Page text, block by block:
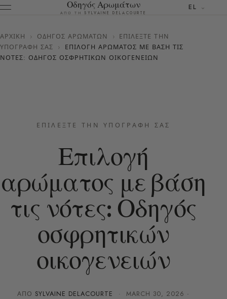
Οδηγός Αρωμάτων
ΑΠΌ ΤΗ SYLVAINE DELACOURTE
EL
ΑΡΧΙΚΉ › ΟΔΗΓΌΣ ΑΡΩΜΆΤΩΝ › ΕΠΙΛΈΞΤΕ ΤΗΝ
ΥΠΟΓΡΑΦΉ ΣΑΣ
›
ΕΠΙΛΟΓΉ ΑΡΏΜΑΤΟΣ ΜΕ ΒΆΣΗ ΤΙΣ
ΝΌΤΕΣ: ΟΔΗΓΌΣ ΟΣΦΡΗΤΙΚΏΝ ΟΙΚΟΓΕΝΕΙΏΝ
ΕΠΙΛΈΞΤΕ ΤΗΝ ΥΠΟΓΡΑΦΉ ΣΑΣ
Επιλογή
αρώματος με βάση
τις νότες: Οδηγός
οσφρητικών
οικογενειών
ΑΠΌ SYLVAINE DELACOURTE · MARCH 30, 2026 ·